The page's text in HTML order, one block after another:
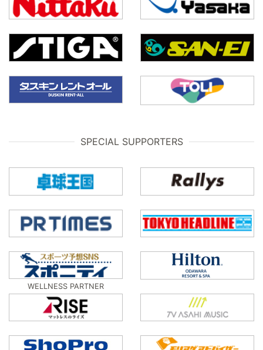
SPECIAL SUPPORTERS
WELLNESS PARTNER